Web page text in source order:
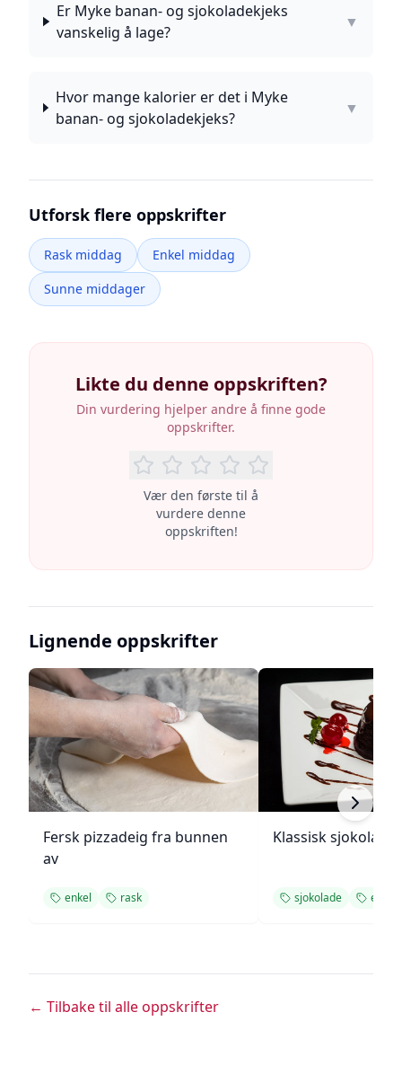
Er Myke banan- og sjokoladekjeks
vanskelig å lage?
▼
Hvor mange kalorier er det i Myke
banan- og sjokoladekjeks?
▼
Utforsk flere oppskrifter
Rask middag
Enkel middag
Sunne middager
Likte du denne oppskriften?
Din vurdering hjelper andre å finne gode
oppskrifter.
Vær den første til å
vurdere denne
oppskriften!
Lignende oppskrifter
Fersk pizzadeig fra bunnen
av
enkel rask
Klassisk
sjokolade enkel
← Tilbake til alle oppskrifter